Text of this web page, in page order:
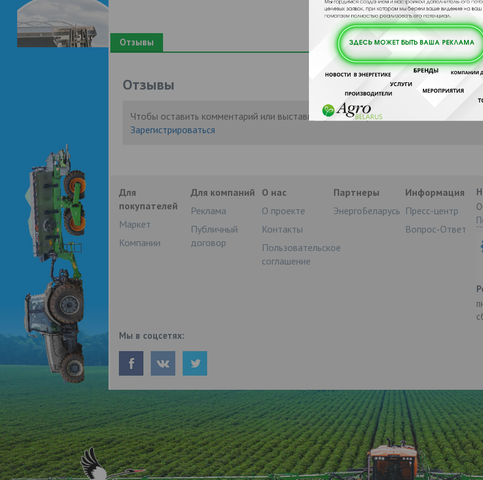
Отзывы
Отзывы
Чтобы оставить комментарий или выставить рейтинг, нужно
Зарегистрироваться
Для
покупателей
Маркет
Компании
Для компаний
Реклама
Публичный
договор
О нас
О проекте
Контакты
Пользовательское
соглашение
Партнеры
ЭнергоБеларусь
Информация
Пресс-центр
Вопрос-Ответ
Мы в соцсетях: